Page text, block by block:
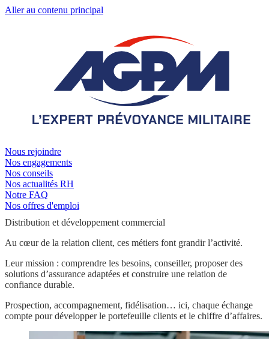
Aller au contenu principal
Nous rejoindre
Nos engagements
Nos conseils
Nos actualités RH
Notre FAQ
Nos offres d'emploi
Distribution et développement commercial
Au cœur de la relation client, ces métiers font grandir l’activité.
Leur mission : comprendre les besoins, conseiller, proposer des
solutions d’assurance adaptées et construire une relation de
confiance durable.
Prospection, accompagnement, fidélisation… ici, chaque échange
compte pour développer le portefeuille clients et le chiffre d’affaires.